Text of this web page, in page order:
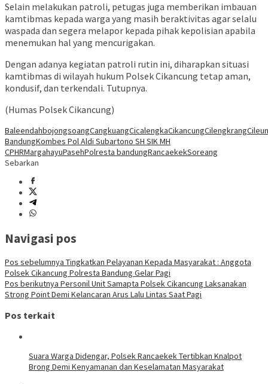
Selain melakukan patroli, petugas juga memberikan imbauan
kamtibmas kepada warga yang masih beraktivitas agar selalu
waspada dan segera melapor kepada pihak kepolisian apabila
menemukan hal yang mencurigakan.
Dengan adanya kegiatan patroli rutin ini, diharapkan situasi
kamtibmas di wilayah hukum Polsek Cikancung tetap aman,
kondusif, dan terkendali. Tutupnya.
(Humas Polsek Cikancung)
BaleendahbojongsoangCangkuangCicalengkaCikancungCilengkrang
BandungKombes Pol Aldi Subartono SH SIK MH
CPHRMargahayuPasehPolresta bandungRancaekekSoreang
Sebarkan
Navigasi pos
Pos sebelumnya Tingkatkan Pelayanan Kepada Masyarakat : Anggota
Polsek Cikancung Polresta Bandung Gelar Pagi
Pos berikutnya Personil Unit Samapta Polsek Cikancung Laksanakan
Strong Point Demi Kelancaran Arus Lalu Lintas Saat Pagi
Pos terkait
Suara Warga Didengar, Polsek Rancaekek Tertibkan Knalpot
Brong Demi Kenyamanan dan Keselamatan Masyarakat